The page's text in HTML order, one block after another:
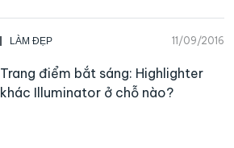
LÀM ĐẸP 11/09/2016
Trang điểm bắt sáng: Highlighter
khác Illuminator ở chỗ nào?